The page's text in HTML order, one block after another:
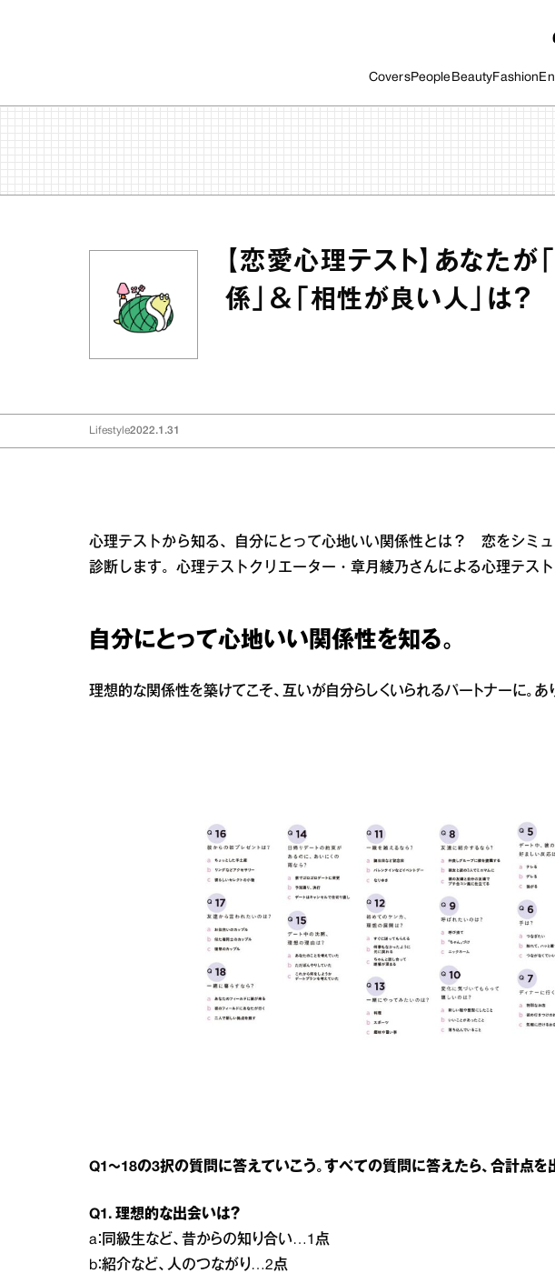
CoversPeople BeautyFashion
【恋愛心理テスト】あなた
係」＆「相性が良い人」は？
Lifestyle2022.1.31
心理テストから知る、自分にとって心地いい関係性とは？ 恋をシミ
診断します。心理テストクリエーター・章月綾乃さんによる心理テスト
自分にとって心地いい関係性を知る。
理想的な関係性を築けてこそ、互いが自分らしくいられるパートナーに。あ
Q1～18の3択の質問に答えていこう。すべての質問に答えたら、合計点を
Q1. 理想的な出会いは？
a：同級生など、昔からの知り合い…1点
b：紹介など、人のつながり…2点